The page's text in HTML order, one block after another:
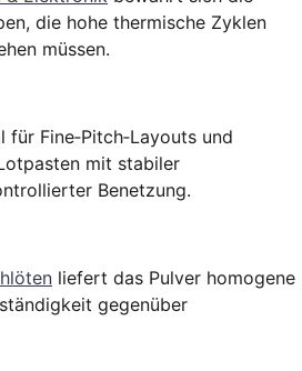
die hohe thermische Zyklen
müssen.
für Fine‑Pitch‑Layouts und
mit stabiler
Benetzung.
liefert das Pulver homogene
gegenüber